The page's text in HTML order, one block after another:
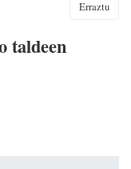
Erraztu
taldeen